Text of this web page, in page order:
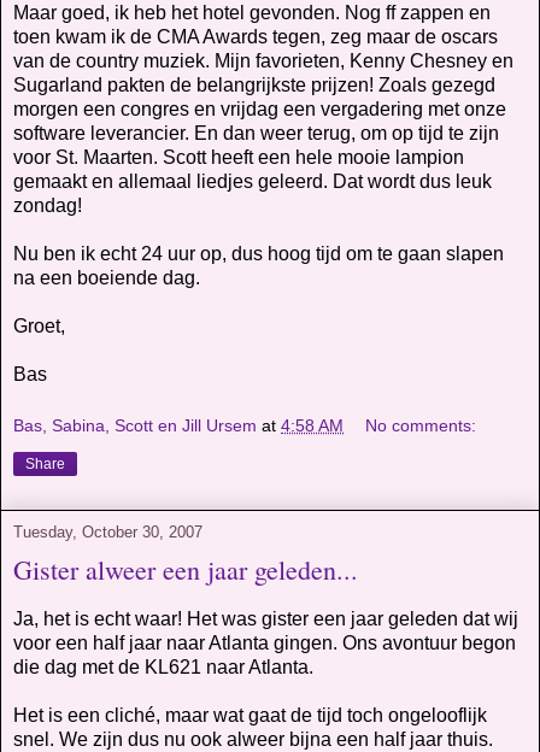
Maar goed, ik heb het hotel gevonden. Nog ff zappen en
toen kwam ik de CMA Awards tegen, zeg maar de oscars
van de country muziek. Mijn favorieten, Kenny Chesney en
Sugarland pakten de belangrijkste prijzen! Zoals gezegd
morgen een congres en vrijdag een vergadering met onze
software leverancier. En dan weer terug, om op tijd te zijn
voor St. Maarten. Scott heeft een hele mooie lampion
gemaakt en allemaal liedjes geleerd. Dat wordt dus leuk
zondag!
Nu ben ik echt 24 uur op, dus hoog tijd om te gaan slapen
na een boeiende dag.
Groet,
Bas
Bas, Sabina, Scott en Jill Ursem at 4:58 AM No comments:
Share
Tuesday, October 30, 2007
Gister alweer een jaar geleden...
Ja, het is echt waar! Het was gister een jaar geleden dat wij
voor een half jaar naar Atlanta gingen. Ons avontuur begon
die dag met de KL621 naar Atlanta.
Het is een cliché, maar wat gaat de tijd toch ongelooflijk
snel. We zijn dus nu ook alweer bijna een half jaar thuis.